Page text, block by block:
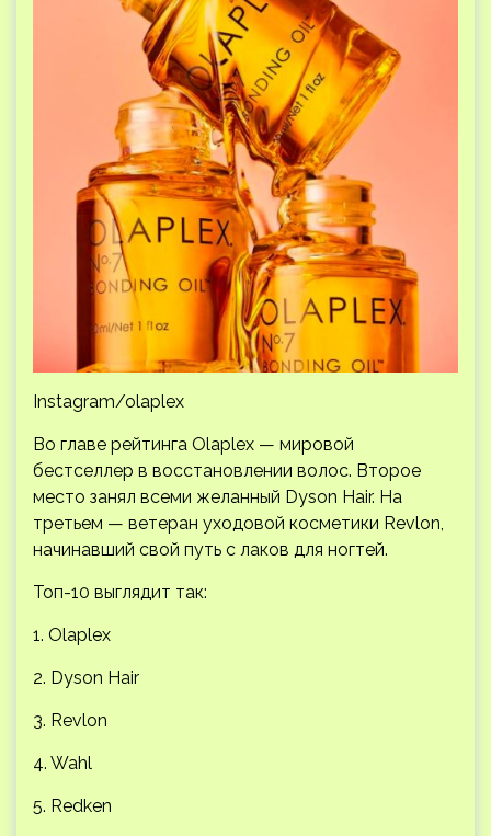
Instagram/olaplex
Во главе рейтинга Olaplex — мировой
бестселлер в восстановлении волос. Второе
место занял всеми желанный Dyson Hair. На
третьем — ветеран уходовой косметики Revlon,
начинавший свой путь с лаков для ногтей.
Топ-10 выглядит так:
1. Olaplex
2. Dyson Hair
3. Revlon
4. Wahl
5. Redken